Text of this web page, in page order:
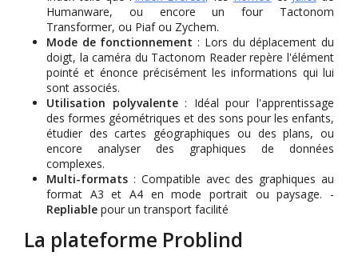
Humanware, ou encore un four Tactonom
Transformer, ou Piaf ou Zychem.
Mode de fonctionnement : Lors du déplacement du
doigt, la caméra du Tactonom Reader repère l'élément
pointé et énonce précisément les informations qui lui
sont associés.
Utilisation polyvalente: Idéal pour l'apprentissage
des formes géométriques et des sons pour les enfants,
étudier des cartes géographiques ou des plans, ou
encore analyser des graphiques de données
complexes.
Multi-formats : Compatible avec des graphiques au
format A3 et A4 en mode portrait ou paysage. -
Repliable pour un transport facilité
La plateforme Problind